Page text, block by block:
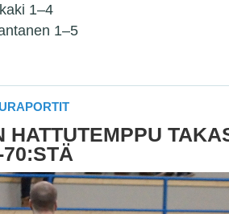
1–4
1–5
HATTUTEMPPU